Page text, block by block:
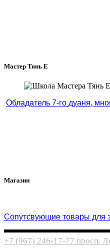
Мастер Тянь Е
Обладатель 7-го дуаня,
Магазин
Cопутсвующие товары для
+7 (967) 246-17-77 просп.